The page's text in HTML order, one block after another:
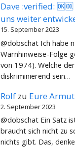
Dave :verified: 🆗🆒
uns weiter
15. September 2023
@dobschat Ich habe
Warnhinweise-Folge
von 1974). Welche
diskriminierend sein…
Rolf zu Eure
2. September 2023
@dobschat Ein Satz
braucht sich nicht zu
nichts gibt. Das,